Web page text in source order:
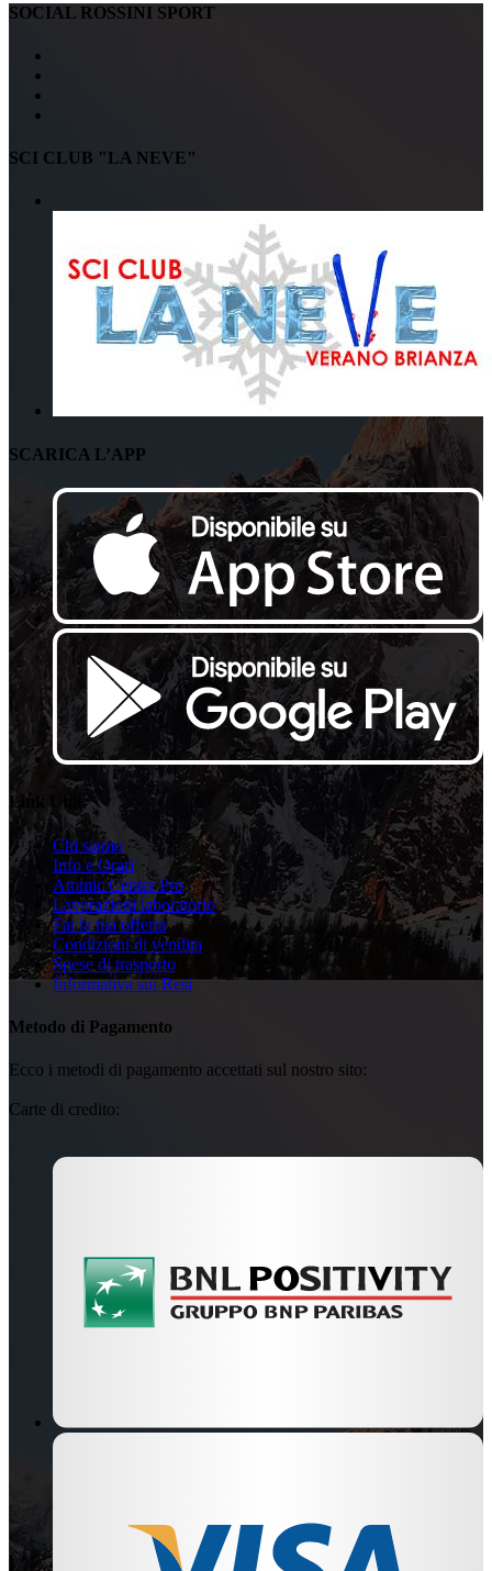
SOCIAL ROSSINI SPORT
SCI CLUB "LA NEVE"
SCARICA L’APP
Link Utili
Chi siamo
Info e Orari
Atomic Center Pro
Lavorazioni laboratorio
Fai la tua offerta
Condizioni di vendita
Spese di trasporto
Informativa sui Resi
Metodo di Pagamento
Ecco i metodi di pagamento accettati sul nostro sito:
Carte di credito: